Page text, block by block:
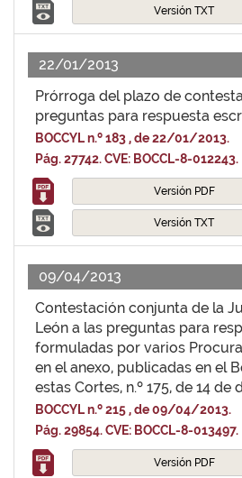
Versión TXT
22/01/2013
Prórroga del plazo de
preguntas para respuesta
BOCCYL n.º 183 , de 22/01/2013.
Pág. 27742. CVE: BOCCL-8-012243.
Versión PDF
Versión TXT
09/04/2013
Contestación conjunta de la
León a las preguntas para
formuladas por varios
en el anexo, publicadas en el
estas Cortes, n.º 175, de 14 de
BOCCYL n.º 215 , de 09/04/2013.
Pág. 29854. CVE: BOCCL-8-013497.
Versión PDF